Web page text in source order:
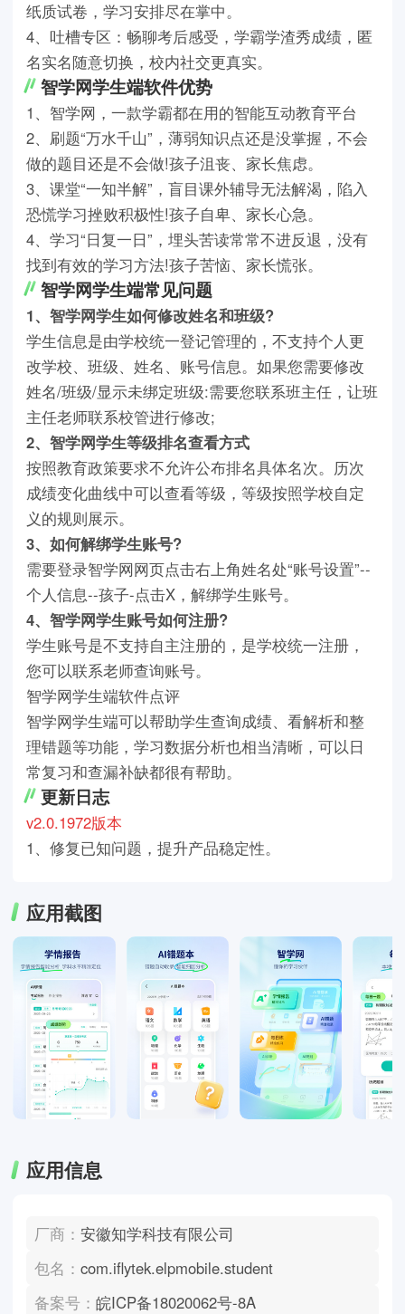
纸质试卷，学习安排尽在掌中。
4、吐槽专区：畅聊考后感受，学霸学渣秀成绩，匿
名实名随意切换，校内社交更真实。
智学网学生端软件优势
1、智学网，一款学霸都在用的智能互动教育平台
2、刷题“万水千山”，薄弱知识点还是没掌握，不会
做的题目还是不会做!孩子沮丧、家长焦虑。
3、课堂“一知半解”，盲目课外辅导无法解渴，陷入
恐慌学习挫败积极性!孩子自卑、家长心急。
4、学习“日复一日”，埋头苦读常常不进反退，没有
找到有效的学习方法!孩子苦恼、家长慌张。
智学网学生端常见问题
1、智学网学生如何修改姓名和班级?
学生信息是由学校统一登记管理的，不支持个人更
改学校、班级、姓名、账号信息。如果您需要修改
姓名/班级/显示未绑定班级:需要您联系班主任，让班
主任老师联系校管进行修改;
2、智学网学生等级排名查看方式
按照教育政策要求不允许公布排名具体名次。历次
成绩变化曲线中可以查看等级，等级按照学校自定
义的规则展示。
3、如何解绑学生账号?
需要登录智学网网页点击右上角姓名处“账号设置”--
个人信息--孩子-点击X，解绑学生账号。
4、智学网学生账号如何注册?
学生账号是不支持自主注册的，是学校统一注册，
您可以联系老师查询账号。
智学网学生端软件点评
智学网学生端可以帮助学生查询成绩、看解析和整
理错题等功能，学习数据分析也相当清晰，可以日
常复习和查漏补缺都很有帮助。
更新日志
v2.0.1972版本
1、修复已知问题，提升产品稳定性。
应用截图
应用信息
厂商：安徽知学科技有限公司
包名：com.iflytek.elpmobile.student
备案号：皖ICP备18020062号-8A